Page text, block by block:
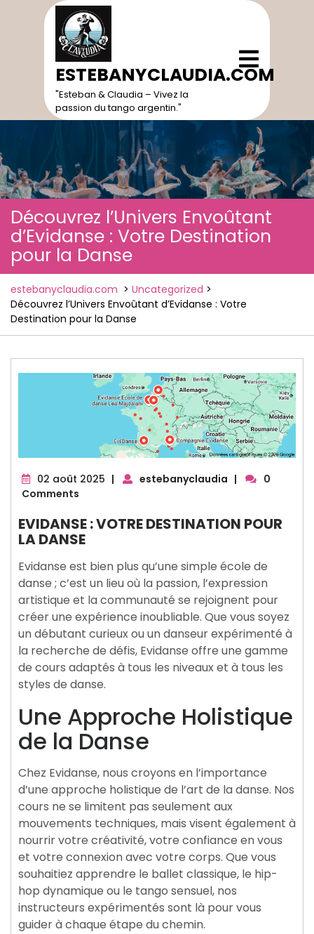
ESTEBANYCLAUDIA.COM
"Esteban & Claudia – Vivez la
passion du tango argentin."
Open
Menu
Découvrez l’Univers Envoûtant
d’Evidanse : Votre Destination
pour la Danse
estebanyclaudia.com > Uncategorized >
Découvrez l’Univers Envoûtant d’Evidanse : Votre
Destination pour la Danse
02 août 2025 02
| estebanyclaudia |
0
Comments
EVIDANSE : VOTRE DESTINATION POUR
LA DANSE
Evidanse est bien plus qu’une simple école de
danse ; c’est un lieu où la passion, l’expression
artistique et la communauté se rejoignent pour
créer une expérience inoubliable. Que vous soyez
un débutant curieux ou un danseur expérimenté à
la recherche de défis, Evidanse offre une gamme
de cours adaptés à tous les niveaux et à tous les
styles de danse.
Une Approche Holistique
de la Danse
Chez Evidanse, nous croyons en l’importance
d’une approche holistique de l’art de la danse. Nos
cours ne se limitent pas seulement aux
mouvements techniques, mais visent également à
nourrir votre créativité, votre confiance en vous
et votre connexion avec votre corps. Que vous
souhaitiez apprendre le ballet classique, le hip-
hop dynamique ou le tango sensuel, nos
instructeurs expérimentés sont là pour vous
guider à chaque étape du chemin.